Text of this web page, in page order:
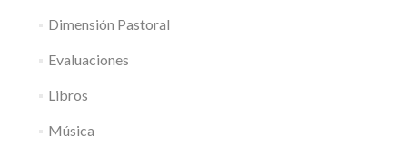
Dimensión Pastoral
Evaluaciones
Libros
Música